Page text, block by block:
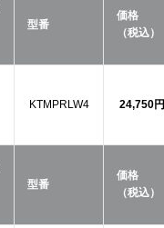
型番
価格
（税込）
KTMPRLW4 24,750円
型番
価格
（税込）